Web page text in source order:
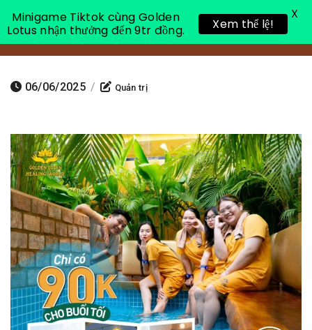
Toggle
06/06/2025 / Quản trị
Minigame Tiktok cùng Golden
Lotus nhận thưởng đến 9tr đồng.
Xem thể lệ!
X